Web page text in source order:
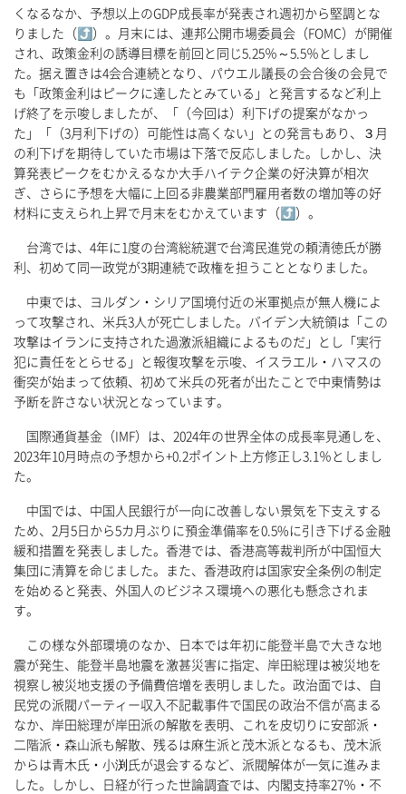
くなるなか、予想以上のGDP成長率が発表され週初から堅調とな
りました（⤴）。月末には、連邦公開市場委員会（FOMC）が開催
され、政策金利の誘導目標を前回と同じ5.25％～5.5％としまし
た。据え置きは4会合連続となり、パウエル議長の会合後の会見で
も「政策金利はピークに達したとみている」と発言するなど利上
げ終了を示唆しましたが、「（今回は）利下げの提案がなかっ
た」「（3月利下げの）可能性は高くない」との発言もあり、３月
の利下げを期待していた市場は下落で反応しました。しかし、決
算発表ピークをむかえるなか大手ハイテク企業の好決算が相次
ぎ、さらに予想を大幅に上回る非農業部門雇用者数の増加等の好
材料に支えられ上昇で月末をむかえています（⤴）。
台湾では、4年に1度の台湾総統選で台湾民進党の頼清徳氏が勝
利、初めて同一政党が3期連続で政権を担うこととなりました。
中東では、ヨルダン・シリア国境付近の米軍拠点が無人機によ
って攻撃され、米兵3人が死亡しました。バイデン大統領は「この
攻撃はイランに支持された過激派組織によるものだ」とし「実行
犯に責任をとらせる」と報復攻撃を示唆、イスラエル・ハマスの
衝突が始まって依頼、初めて米兵の死者が出たことで中東情勢は
予断を許さない状況となっています。
国際通貨基金（IMF）は、2024年の世界全体の成長率見通しを、
2023年10月時点の予想から+0.2ポイント上方修正し3.1％としまし
た。
中国では、中国人民銀行が一向に改善しない景気を下支えする
ため、2月5日から5カ月ぶりに預金準備率を0.5%に引き下げる金融
緩和措置を発表しました。香港では、香港高等裁判所が中国恒大
集団に清算を命じました。また、香港政府は国家安全条例の制定
を始めると発表、外国人のビジネス環境への悪化も懸念されま
す。
この様な外部環境のなか、日本では年初に能登半島で大きな地
震が発生、能登半島地震を激甚災害に指定、岸田総理は被災地を
視察し被災地支援の予備費倍増を表明しました。政治面では、自
民党の派閥パーティー収入不記載事件で国民の政治不信が高まる
なか、岸田総理が岸田派の解散を表明、これを皮切りに安部派・
二階派・森山派も解散、残るは麻生派と茂木派となるも、茂木派
からは青木氏・小渕氏が退会するなど、派閥解体が一気に進みま
した。しかし、日経が行った世論調査では、内閣支持率27％・不